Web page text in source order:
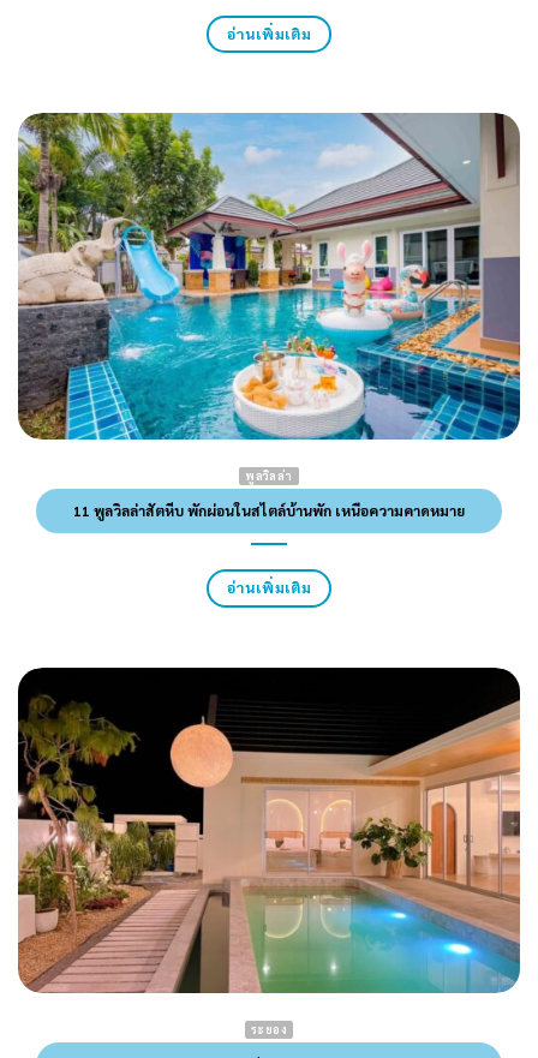
อ่านเพิ่มเติม
พูลวิลล่า
11 พูลวิลล่าสัตหีบ พักผ่อนในสไตล์บ้านพัก เหนือความคาดหมาย
อ่านเพิ่มเติม
ระยอง